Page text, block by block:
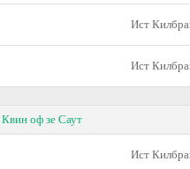
Ист
Ист
Квин оф зе Саут
Ист